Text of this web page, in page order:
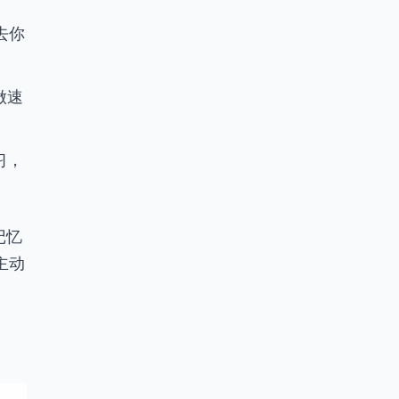
你
速
忆
动